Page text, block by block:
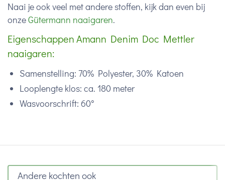
Naai je ook veel met andere stoffen, kijk dan even bij
onzeGütermann naaigaren.
Eigenschappen Amann Denim Doc Mettler
naaigaren:
Samenstelling: 70% Polyester, 30% Katoen
Looplengte klos: ca. 180 meter
Wasvoorschrift: 60°
Andere kochten ook